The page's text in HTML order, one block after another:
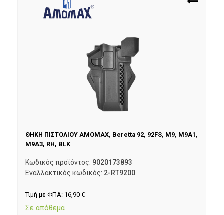
ΘΗΚΗ ΠΙΣΤΟΛΙΟΥ AMOMAX, Beretta 92, 92FS, M9, M9A1,
M9A3, RH, BLK
Κωδικός προϊόντος: 9020173893
Εναλλακτικός κωδικός: 2-RT9200
Τιμή με ΦΠΑ: 16,90 €
Σε απόθεμα